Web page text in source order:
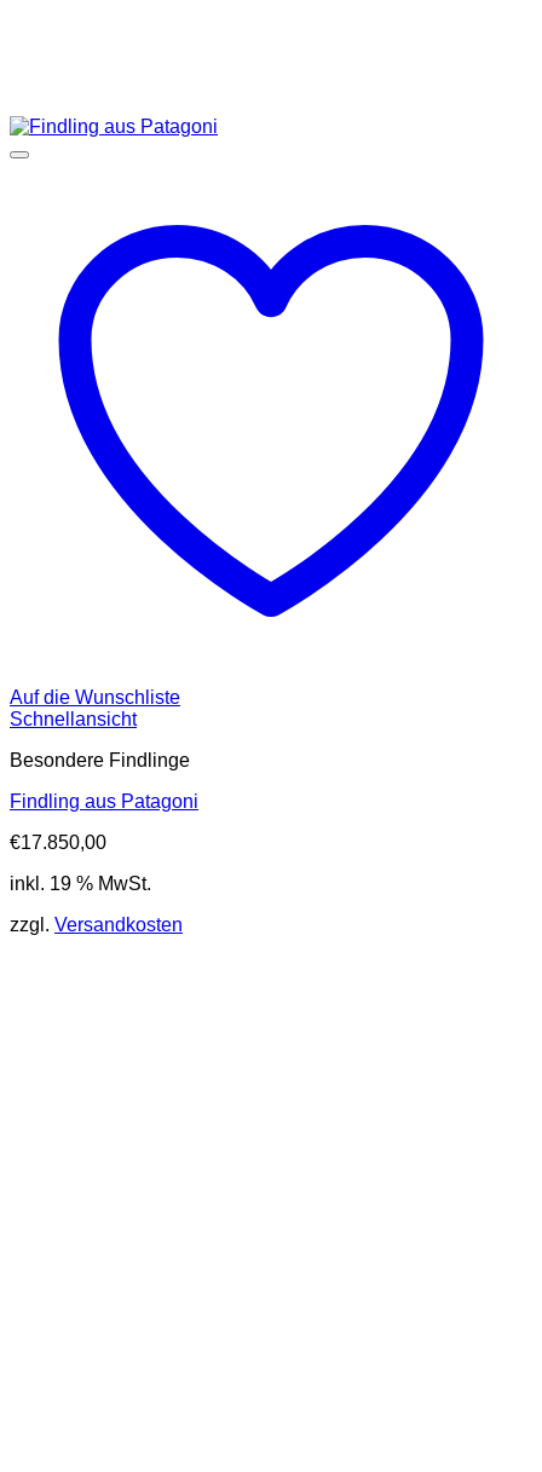
Auf die Wunschliste
Schnellansicht
Besondere Findlinge
Findling aus Patagoni
€17.850,00
inkl. 19 % MwSt.
zzgl. Versandkosten